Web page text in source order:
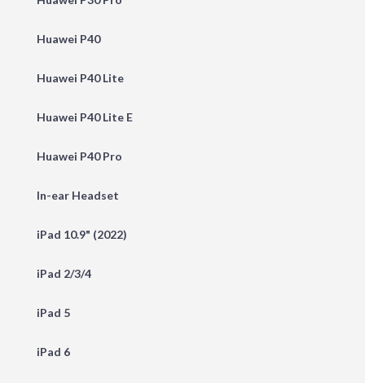
Huawei P40
Huawei P40 Lite
Huawei P40 Lite E
Huawei P40 Pro
In-ear Headset
iPad 10.9" (2022)
iPad 2/3/4
iPad 5
iPad 6